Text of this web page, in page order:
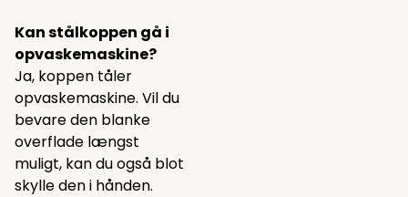
Kan stålkoppen gå i
opvaskemaskine?
Ja, koppen tåler
opvaskemaskine. Vil du
bevare den blanke
overflade længst
muligt, kan du også blot
skylle den i hånden.